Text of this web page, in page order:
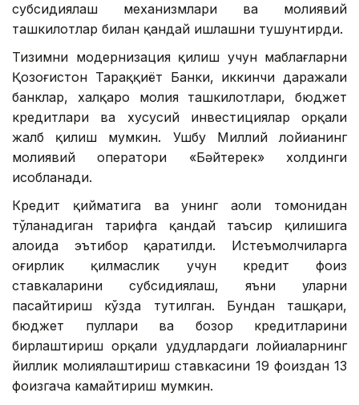
субсидиялаш механизмлари ва молиявий
ташкилотлар билан қандай ишлашни тушунтирди.
Тизимни модернизация қилиш учун маблағларни
Қозоғистон Тараққиёт Банки, иккинчи даражали
банклар, халқаро молия ташкилотлари, бюджет
кредитлари ва хусусий инвестициялар орқали
жалб қилиш мумкин. Ушбу Миллий лойиҳанинг
молиявий оператори «Бәйтерек» холдинги
ҳисобланади.
Кредит қийматига ва унинг аҳоли томонидан
тўланадиган тарифга қандай таъсир қилишига
алоҳида эътибор қаратилди. Истеъмолчиларга
оғирлик қилмаслик учун кредит фоиз
ставкаларини субсидиялаш, яъни уларни
пасайтириш кўзда тутилган. Бундан ташқари,
бюджет пуллари ва бозор кредитларини
бирлаштириш орқали ҳудудлардаги лойиҳаларнинг
йиллик молиялаштириш ставкасини 19 фоиздан 13
фоизгача камайтириш мумкин.